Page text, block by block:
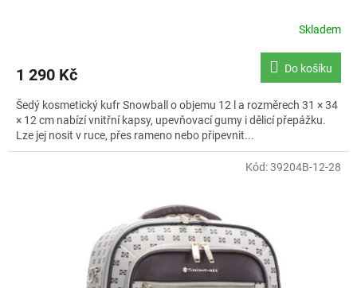
Skladem
1 290 Kč Do košíku
Šedý kosmetický kufr Snowball o objemu 12 l a rozměrech 31 × 34
× 12 cm nabízí vnitřní kapsy, upevňovací gumy i dělicí přepážku.
Lze jej nosit v ruce, přes rameno nebo připevnit...
Kód:39204B-12-28